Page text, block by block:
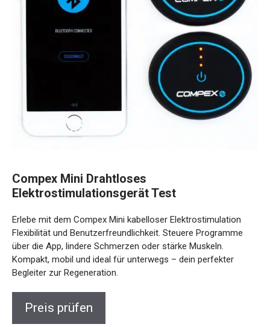
Compex Mini Drahtloses
Elektrostimulationsgerät Test
Erlebe mit dem Compex Mini kabelloser Elektrostimulation
Flexibilität und Benutzerfreundlichkeit. Steuere Programme
über die App, lindere Schmerzen oder stärke Muskeln.
Kompakt, mobil und ideal für unterwegs – dein perfekter
Begleiter zur Regeneration.
Preis prüfen